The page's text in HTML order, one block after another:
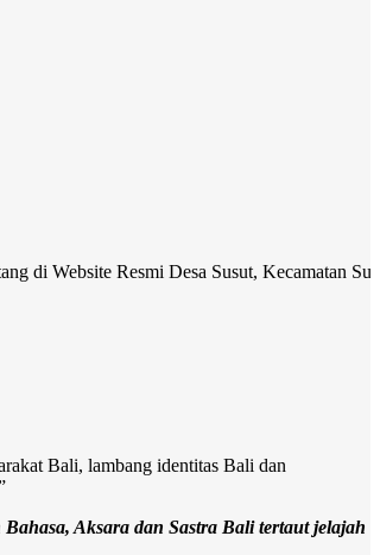
Resmi Desa Susut, Kecamatan Susut,
Bali, lambang identitas Bali dan
Aksara dan Sastra Bali tertaut jelajah